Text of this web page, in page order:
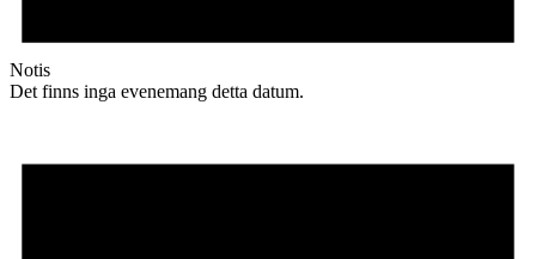
Notis
Det finns inga evenemang detta datum.